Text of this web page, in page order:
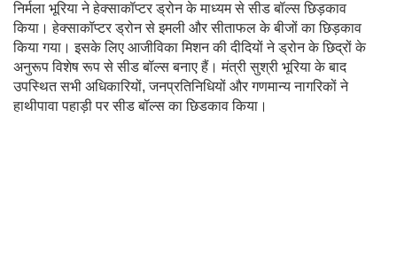
निर्मला भूरिया ने हेक्साकॉप्टर ड्रोन के माध्यम से सीड बॉल्स छिड़काव
किया। हेक्साकॉप्टर ड्रोन से इमली और सीताफल के बीजों का छिड़काव
किया गया। इसके लिए आजीविका मिशन की दीदियों ने ड्रोन के छिद्रों के
अनुरूप विशेष रूप से सीड बॉल्स बनाए हैं। मंत्री सुश्री भूरिया के बाद
उपस्थित सभी अधिकारियों, जनप्रतिनिधियों और गणमान्य नागरिकों ने
हाथीपावा पहाड़ी पर सीड बॉल्स का छिडकाव किया।